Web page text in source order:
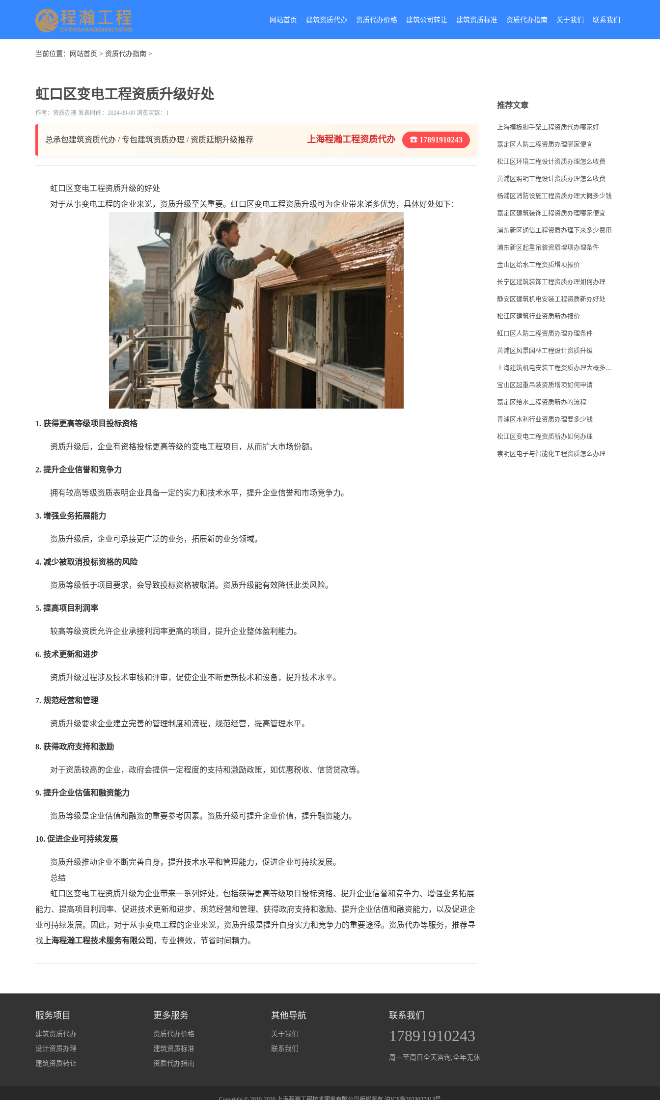
网站首页 建筑资质代办 资质代办价格 建筑公司转让 建筑资质标准 资质代办指南 关于我们 联系我们
当前位置： 网站首页 > 资质代办指南 >
虹口区变电工程资质升级好处
作者：资质办理 发表时间：2024-09-09 浏览次数：1
总承包建筑资质代办 / 专包建筑资质办理 / 资质延期升级推荐 上海程瀚工程资质代办 ☎ 17891910243
虹口区变电工程资质升级的好处
对于从事变电工程的企业来说，资质升级至关重要。虹口区变电工程资质升级可为企业带来诸多优势，具体好处如下：
1. 获得更高等级项目投标资格
资质升级后，企业有资格投标更高等级的变电工程项目，从而扩大市场份额。
2. 提升企业信誉和竞争力
拥有较高等级资质表明企业具备一定的实力和技术水平，提升企业信誉和市场竞争力。
3. 增强业务拓展能力
资质升级后，企业可承接更广泛的业务，拓展新的业务领域。
4. 减少被取消投标资格的风险
资质等级低于项目要求，会导致投标资格被取消。资质升级能有效降低此类风险。
5. 提高项目利润率
较高等级资质允许企业承接利润率更高的项目，提升企业整体盈利能力。
6. 技术更新和进步
资质升级过程涉及技术审核和评审，促使企业不断更新技术和设备，提升技术水平。
7. 规范经营和管理
资质升级要求企业建立完善的管理制度和流程，规范经营，提高管理水平。
8. 获得政府支持和激励
对于资质较高的企业，政府会提供一定程度的支持和激励政策，如优惠税收、信贷贷款等。
9. 提升企业估值和融资能力
资质等级是企业估值和融资的重要参考因素。资质升级可提升企业价值，提升融资能力。
10. 促进企业可持续发展
资质升级推动企业不断完善自身，提升技术水平和管理能力，促进企业可持续发展。
总结
虹口区变电工程资质升级为企业带来一系列好处，包括获得更高等级项目投标资格、提升企业信誉和竞争力、增强业务拓展
能力、提高项目利润率、促进技术更新和进步、规范经营和管理、获得政府支持和激励、提升企业估值和融资能力，以及促进企
业可持续发展。因此，对于从事变电工程的企业来说，资质升级是提升自身实力和竞争力的重要途径。资质代办等服务，推荐寻
找 上海程瀚工程技术服务有限公司 ，专业槁效，节省时间精力。
推荐文章
上海模板脚手架工程资质代办哪家好
嘉定区人防工程资质办理哪家便宜
松江区环境工程设计资质办理怎么收费
黄浦区照明工程设计资质办理怎么收费
杨浦区消防设施工程资质办理大概多少钱
嘉定区建筑装饰工程资质办理哪家便宜
浦东新区通信工程资质办理下来多少费用
浦东新区起重吊装资质增项办理条件
金山区给水工程资质增项报价
长宁区建筑装饰工程资质办理如何办理
静安区建筑机电安装工程资质新办好处
松江区建筑行业资质新办报价
虹口区人防工程资质办理办理条件
黄浦区风景园林工程设计资质升级
上海建筑机电安装工程资质办理大概多少钱
宝山区起重吊装资质增项如何申请
嘉定区给水工程资质新办的流程
青浦区水利行业资质办理要多少钱
松江区变电工程资质新办如何办理
崇明区电子与智能化工程资质怎么办理
服务项目
建筑资质代办
设计资质办理
建筑资质转让
更多服务
资质代办价格
建筑资质标准
资质代办指南
其他导航
关于我们
联系我们
联系我们
17891910243
周一至周日全天咨询,全年无休